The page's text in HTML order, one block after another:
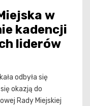
w
kadencji
liderów
odbyła się
okazją do
Rady Miejskiej